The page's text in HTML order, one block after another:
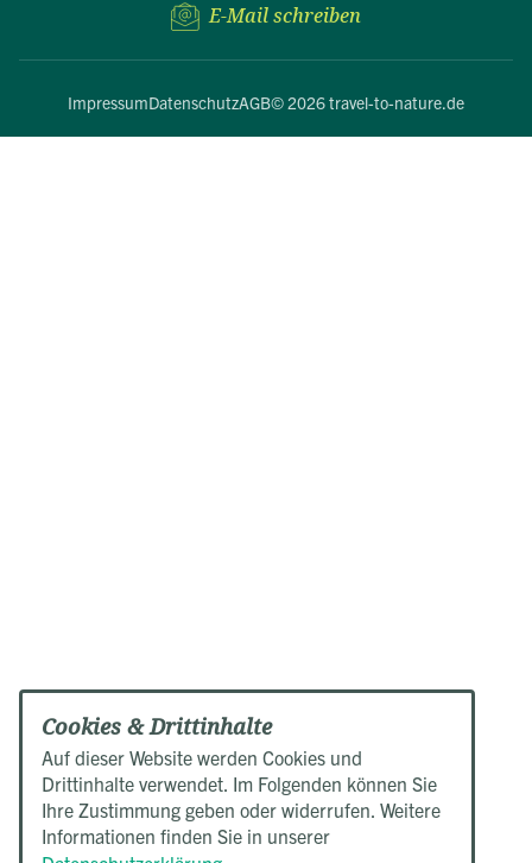
E-Mail schreiben
ImpressumDatenschutzAGB© 2026 travel-to-nature.de
Cookies & Drittinhalte
Auf dieser Website werden Cookies und
Drittinhalte verwendet. Im Folgenden können Sie
Ihre Zustimmung geben oder widerrufen. Weitere
Informationen finden Sie in unserer